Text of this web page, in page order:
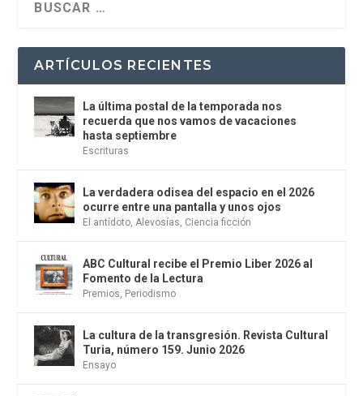
ARTÍCULOS RECIENTES
La última postal de la temporada nos
recuerda que nos vamos de vacaciones
hasta septiembre
Escrituras
La verdadera odisea del espacio en el 2026
ocurre entre una pantalla y unos ojos
El antídoto,Alevosías, Ciencia ficción
ABC Cultural recibe el Premio Liber 2026 al
Fomento de la Lectura
Premios, Periodismo
La cultura de la transgresión. Revista Cultural
Turia, número 159. Junio 2026
Ensayo